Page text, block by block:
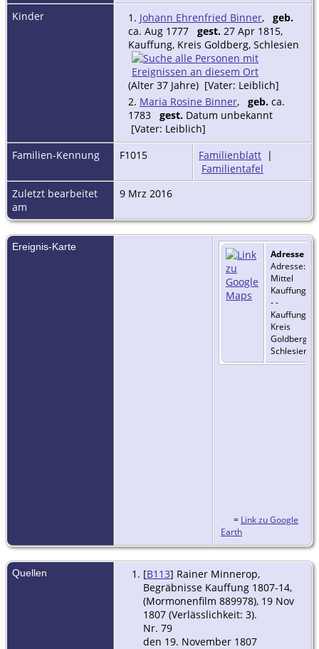
Kinder
1. Johann Ehrenfried Binner, geb.
ca. Aug 1777 gest. 27 Apr 1815,
Kauffung, Kreis Goldberg, Schlesien
(Alter 37 Jahre) [Vater: Leiblich]
2. Maria Rosine Binner, geb. ca.
1783 gest. Datum unbekannt
[Vater: Leiblich]
Familien-Kennung
F1015 Familienblatt |
Familientafel
Zuletzt bearbeitet
am
9 Mrz 2016
Ereignis-Karte
Adresse
Adresse:
Mittel
Kauffung
- -
Kauffung,
Kreis
Goldberg,
Schlesien
= Link zu Google
Earth
Quellen [B113] Rainer Minnerop,
Begräbnisse Kauffung 1807-14,
(Mormonenfilm 889978), 19 Nov
1807 (Verlässlichkeit: 3).
Nr. 79
den 19. November 1807